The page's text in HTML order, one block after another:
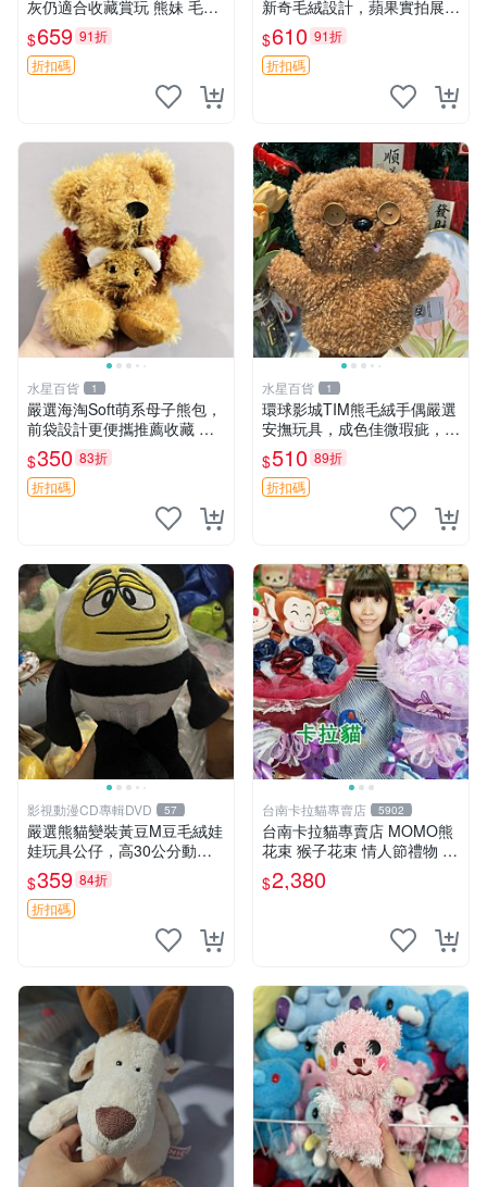
灰仍適合收藏賞玩 熊妹 毛絨
玩具 浮雕熊
$659 91折
折扣碼
新奇毛絨設計，蘋果實拍展
示，成色極佳 晚安香薰 馮娃
娃 毛絨玩偶
$610 91折
折扣碼
水星百貨 1
嚴選海淘Soft萌系母子熊包，
前袋設計更便攜推薦收藏 母
子熊 軟綿綿 包包
$350 83折
折扣碼
水星百貨 1
環球影城TIM熊毛絨手偶嚴選
安撫玩具，成色佳微瑕疵，贈
小禮物超值優惠 TIM熊 毛絨
手偶 安撫 toy 嚴選
$510 89折
折扣碼
影視動漫CD專輯DVD 57
嚴選熊貓變裝黃豆M豆毛絨娃
娃玩具公仔，高30公分動漫
周邊 熊貓 變裝 公仔
$359 84折
折扣碼
台南卡拉貓專賣店 5902
台南卡拉貓專賣店 MOMO熊
花束 猴子花束 情人節禮物 二
選一 可繡字 可今天寄明天到
$2,380